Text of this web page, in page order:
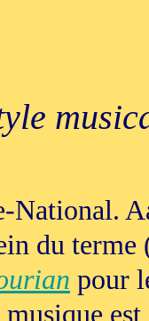
National.
du
pour